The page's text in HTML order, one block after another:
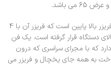
یخچال 27 فوت الکترواستیل یک یخچال فریزر بالا پایین است که فریزر آن با 4
دستگاه قرار گرفته است. یک فن
که با مجرای سراسری که درون
به همه جای یخچال و فریزر می